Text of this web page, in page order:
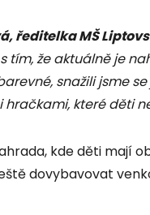
ředitelka MŠ
tím, že aktuálně je
snažili jsme
které děti
kde děti mají
dovybavovat